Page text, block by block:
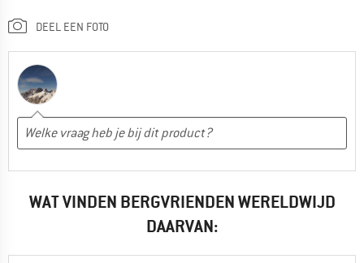
DEEL EEN FOTO
WAT VINDEN BERGVRIENDEN WERELDWIJD
DAARVAN: